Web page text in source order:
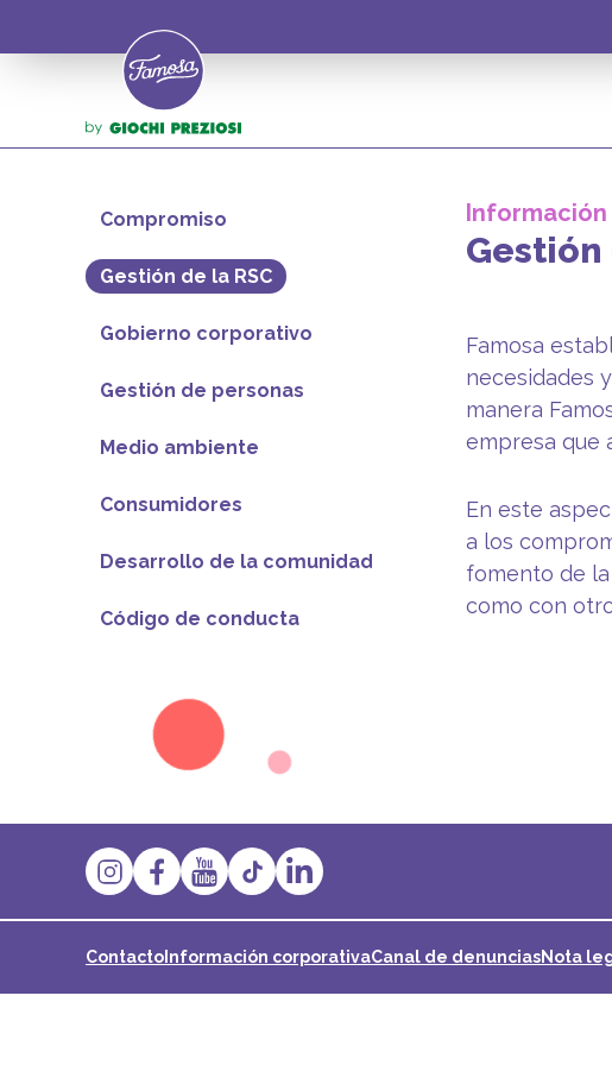
Compromiso
Gestión de la RSC
Gobierno corporativo
Gestión de personas
Medio ambiente
Consumidores
Desarrollo de la comunidad
Código de conducta
Gestión
Famosa
necesidades
manera
empresa que
En este
a los
fomento de
como con
Contacto Información corporativaCanal de denunciasNota